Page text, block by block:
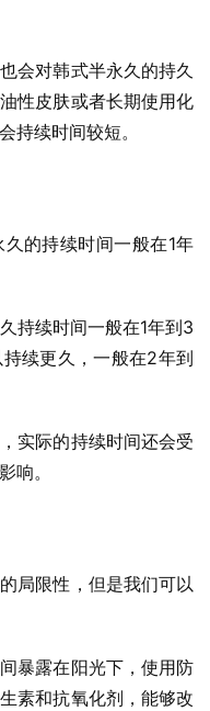
会对韩式半永久的持久
性皮肤或者长期使用化
持续时间较短。
的持续时间一般在1年
持续时间一般在1年到3
续更久，一般在2年到
实际的持续时间还会受
响。
局限性，但是我们可以
暴露在阳光下，使用防
素和抗氧化剂，能够改